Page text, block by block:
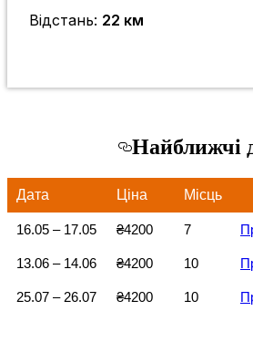
Відстань: 22 км
Найближчі
Дата Ціна Місць
16.05 – 17.05 ₴4200 7
13.06 – 14.06 ₴4200 10
25.07 – 26.07 ₴4200 10